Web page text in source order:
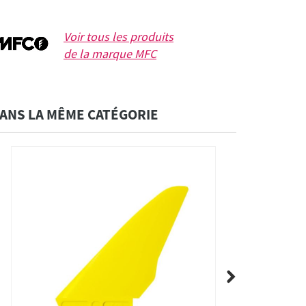
Voir tous les produits
de la marqueMFC
LA MÊME CATÉGORIE